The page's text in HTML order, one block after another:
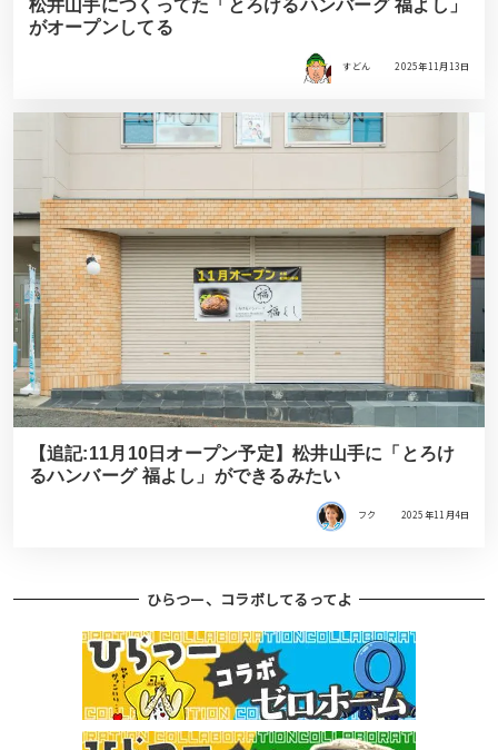
松井山手につくってた「とろけるハンバーグ 福よし」
がオープンしてる
すどん 2025年11月13日
【追記:11月10日オープン予定】松井山手に「とろけ
るハンバーグ 福よし」ができるみたい
フク 2025年11月4日
ひらつー、コラボしてるってよ